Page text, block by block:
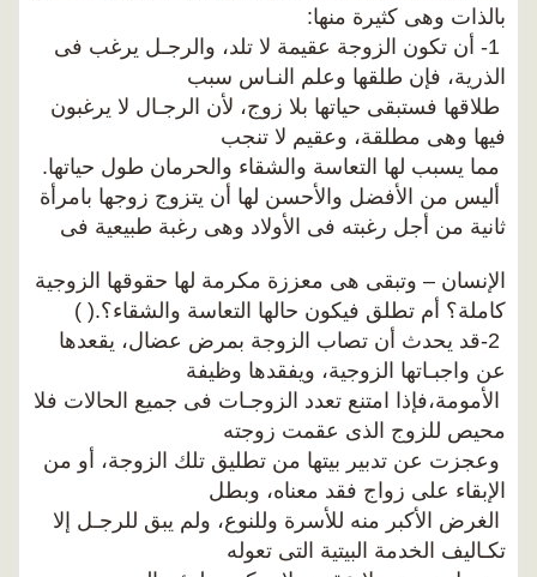
بالذات وهى كثيرة منها:
1- أن تكون الزوجة عقيمة لا تلد، والرجـل يرغب فى
الذرية، فإن طلقها وعلم النـاس سبب
طلاقها فستبقى حياتها بلا زوج، لأن الرجـال لا يرغبون
فيها وهى مطلقة، وعقيم لا تنجب
مما يسبب لها التعاسة والشقاء والحرمان طول حياتها.
أليس من الأفضل والأحسن لها أن يتزوج زوجها بامرأة
ثانية من أجل رغبته فى الأولاد وهى رغبة طبيعية فى
الإنسان – وتبقى هى معززة مكرمة لها حقوقها الزوجية
كاملة؟ أم تطلق فيكون حالها التعاسة والشقاء؟.( )
2-قد يحدث أن تصاب الزوجة بمرض عضال، يقعدها
عن واجبـاتها الزوجية، ويفقدها وظيفة
الأمومة،فإذا امتنع تعدد الزوجـات فى جميع الحالات فلا
محيص للزوج الذى عقمت زوجته
وعجزت عن تدبير بيتها من تطليق تلك الزوجة، أو من
الإبقاء على زواج فقد معناه، وبطل
الغرض الأكبر منه للأسرة وللنوع، ولم يبق للرجـل إلا
تكـاليف الخدمة البيتية التى تعوله